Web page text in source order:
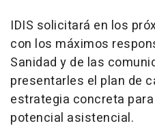
IDIS solicitará en los
con los máximos
Sanidad y de las
presentarles el plan de
estrategia concreta
potencial asistencial.